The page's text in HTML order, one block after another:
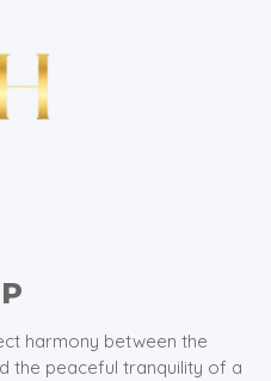
harmony between the
the peaceful tranquility of a